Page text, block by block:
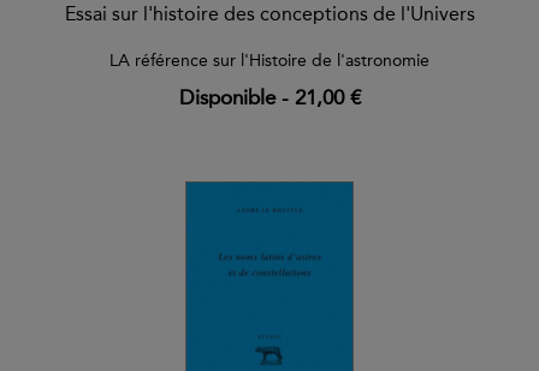
Essai sur l'histoire des conceptions de l'Univers
LA référence sur l'Histoire de l'astronomie
Disponible- 21,00 €